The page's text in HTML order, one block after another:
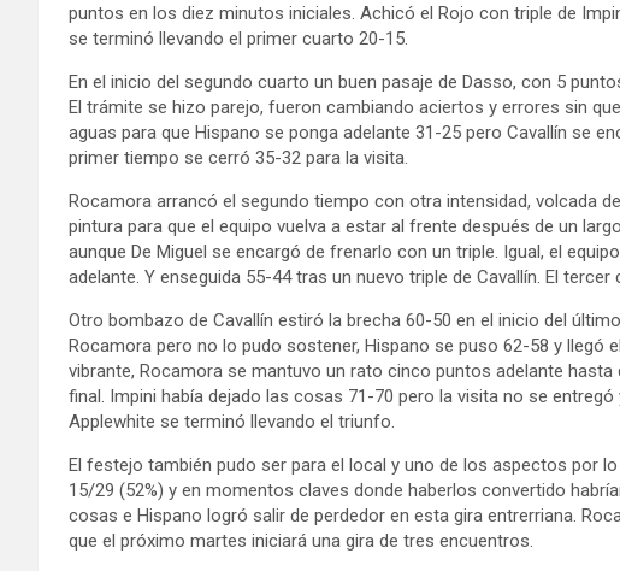
puntos en los diez minutos iniciales. Achicó el Rojo con triple de
se terminó llevando el primer cuarto 20-15.
En el inicio del segundo cuarto un buen pasaje de Dasso, con 5
El trámite se hizo parejo, fueron cambiando aciertos y errores sin
aguas para que Hispano se ponga adelante 31-25 pero Cavallín se
primer tiempo se cerró 35-32 para la visita.
Rocamora arrancó el segundo tiempo con otra intensidad, volcada
pintura para que el equipo vuelva a estar al frente después de un
aunque De Miguel se encargó de frenarlo con un triple. Igual, el
adelante. Y enseguida 55-44 tras un nuevo triple de Cavallín. El
Otro bombazo de Cavallín estiró la brecha 60-50 en el inicio del
Rocamora pero no lo pudo sostener, Hispano se puso 62-58 y llegó
vibrante, Rocamora se mantuvo un rato cinco puntos adelante
final. Impini había dejado las cosas 71-70 pero la visita no se
Applewhite se terminó llevando el triunfo.
El festejo también pudo ser para el local y uno de los aspectos por
15/29 (52%) y en momentos claves donde haberlos convertido
cosas e Hispano logró salir de perdedor en esta gira entrerriana.
que el próximo martes iniciará una gira de tres encuentros.